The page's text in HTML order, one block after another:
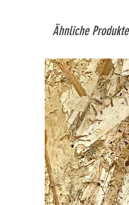
Ähnliche Produkte